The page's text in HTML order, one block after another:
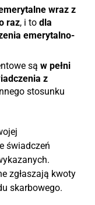
wraz z
raz, i to dla
emerytalno-
są w pełni
z
stosunku
świadczeń
zgłaszają kwoty
skarbowego.